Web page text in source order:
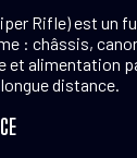
Rifle) est un
: châssis,
et alimentation
distance.